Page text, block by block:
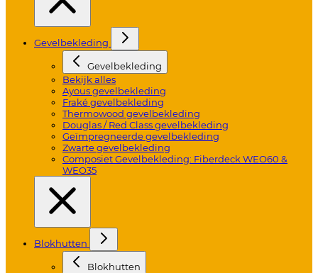
Gevelbekleding
Gevelbekleding
Bekijk alles
Ayous gevelbekleding
Fraké gevelbekleding
Thermowood gevelbekleding
Douglas / Red Class gevelbekleding
Geïmpregneerde gevelbekleding
Zwarte gevelbekleding
Composiet Gevelbekleding: Fiberdeck WEO60 &
WEO35
Blokhutten
Blokhutten